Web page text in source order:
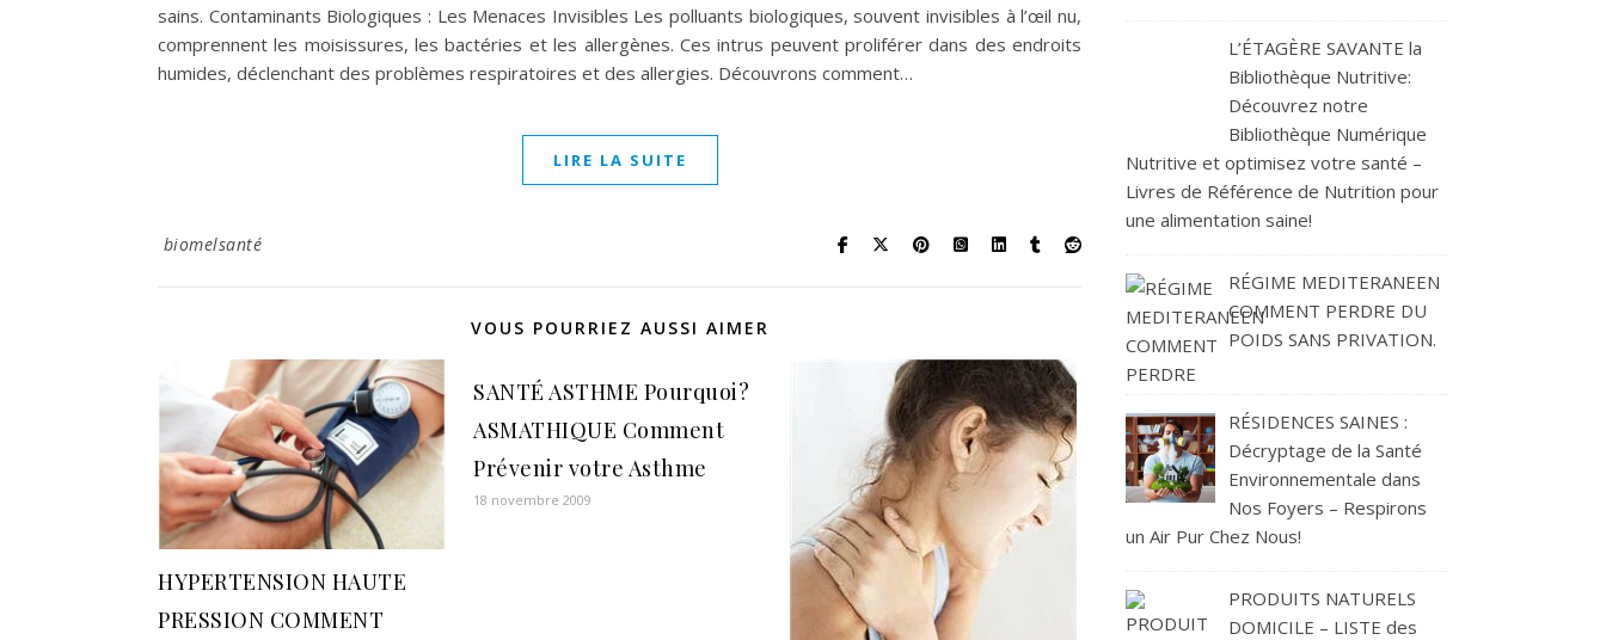
sains. Contaminants Biologiques : Les Menaces Invisibles Les polluants biologiques, souvent invisibles à l’œil nu,
comprennent les moisissures, les bactéries et les allergènes. Ces intrus peuvent proliférer dans des endroits
humides, déclenchant des problèmes respiratoires et des allergies. Découvrons comment…
LIRE LA SUITE
biomelsanté
VOUS POURRIEZ AUSSI AIMER
HYPERTENSION HAUTE
PRESSION COMMENT
SANTÉ ASTHME Pourquoi?
ASMATHIQUE Comment
Prévenir votre Asthme
18 novembre 2009
L’ÉTAGÈRE SAVANTE la
Bibliothèque Nutritive:
Découvrez notre
Bibliothèque Numérique
Nutritive et optimisez votre santé –
Livres de Référence de Nutrition pour
une alimentation saine!
RÉGIME MEDITERANEEN
COMMENT PERDRE DU
POIDS SANS PRIVATION.
RÉSIDENCES SAINES :
Décryptage de la Santé
Environnementale dans
Nos Foyers – Respirons
un Air Pur Chez Nous!
PRODUITS NATURELS
DOMICILE – LISTE des